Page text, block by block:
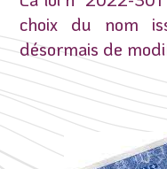
choix du nom
désormais de